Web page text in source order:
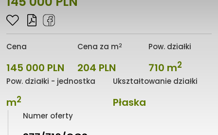
Cena
145 000 PLN
Cena za m2
204 PLN
Pow. działki
710 m2
Pow. działki - jednostka
m2
Ukształtowanie działki
Płaska
Numer oferty